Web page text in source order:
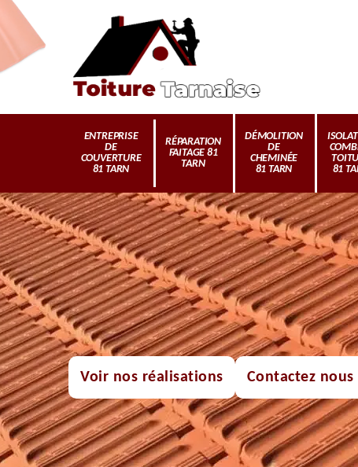
ENTREPRISE
DE
COUVERTURE
81 TARN
RÉPARATION
FAITAGE 81
TARN
DÉMOLITION
DE
CHEMINÉE
81 TARN
81
Voir nos réalisations Contactez nous